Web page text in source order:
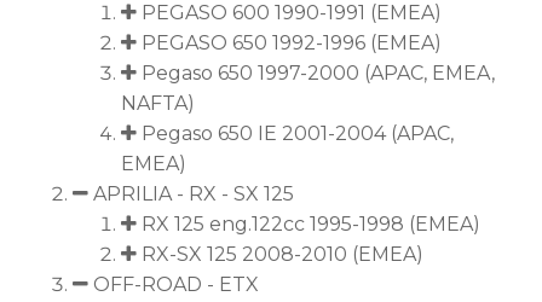
PEGASO 600 1990-1991 (EMEA)
PEGASO 650 1992-1996 (EMEA)
Pegaso 650 1997-2000 (APAC, EMEA,
NAFTA)
Pegaso 650 IE 2001-2004 (APAC,
EMEA)
APRILIA - RX - SX 125
RX 125 eng.122cc 1995-1998 (EMEA)
RX-SX 125 2008-2010 (EMEA)
OFF-ROAD - ETX